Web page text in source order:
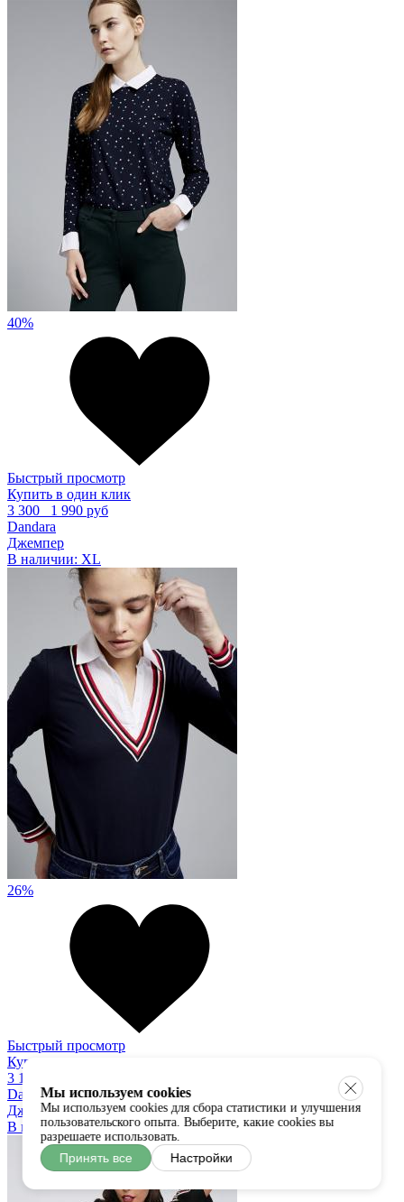
40%
Быстрый просмотр
Купить в один клик
3 300
1 990 руб
Dandara
Джемпер
В наличии: XL
26%
Быстрый просмотр
Купить в один клик
3 100
Dandara
Джемпер
В наличии:S M L XL
Мы используем cookies
Мы используем cookies для сбора статистики и улучшения
пользовательского опыта. Выберите, какие cookies вы
разрешаете использовать.
Принять все Настройки